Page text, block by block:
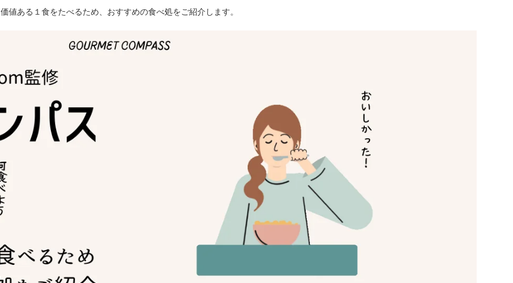
価値ある１食をたべるため、おすすめの食べ処をご紹介します。